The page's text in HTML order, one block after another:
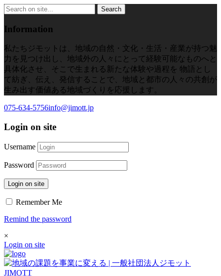
Information
私たちジモットは、地域の自然・文化・生活・産業が持つ魅
力を見つけ出し、地域外の人々にとって経験可能なものへと
具体化させ、そこで生まれる新たな体験や過程を 物語とし
て紡ぎ、伝え、発信することで、地域と都市の人々の共創が
生み出す価値ある地域づくりを応援します。
075-634-5756info@jimott.jp
Login on site
Username
Password
Login on site
Remember Me
Remind the password
×
Login on site